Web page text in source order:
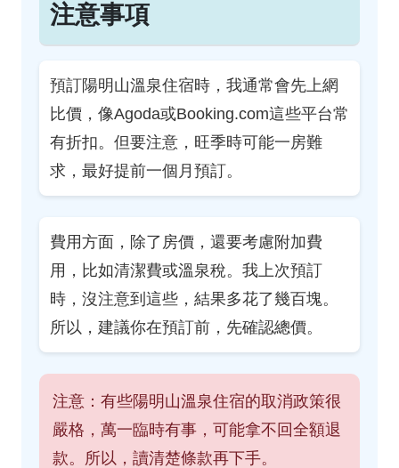
注意事項
預訂陽明山溫泉住宿時，我通常會先上網
比價，像Agoda或Booking.com這些平台常
有折扣。但要注意，旺季時可能一房難
求，最好提前一個月預訂。
費用方面，除了房價，還要考慮附加費
用，比如清潔費或溫泉稅。我上次預訂
時，沒注意到這些，結果多花了幾百塊。
所以，建議你在預訂前，先確認總價。
注意：有些陽明山溫泉住宿的取消政策很
嚴格，萬一臨時有事，可能拿不回全額退
款。所以，讀清楚條款再下手。